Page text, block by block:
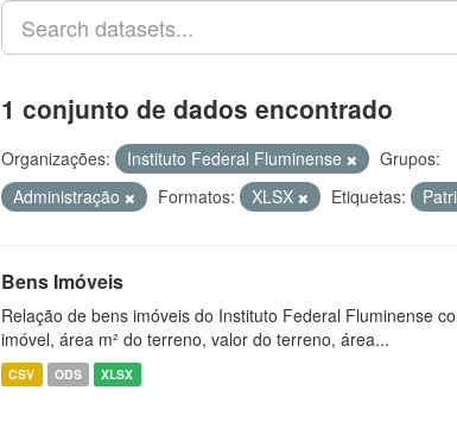
1 conjunto de dados encontrado
Organizações: Instituto Federal Fluminense
Grupos:
Administração
Formatos: XLSX Etiquetas:
Bens Imóveis
Relação de bens imóveis do Instituto Federal Fluminense
imóvel, área m² do terreno, valor do terreno, área...
CSV ODS XLSX